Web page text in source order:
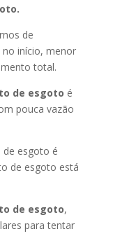
de
início, menor
total.
de esgoto é
pouca vazão
de esgoto é
de esgoto está
de esgoto,
para tentar